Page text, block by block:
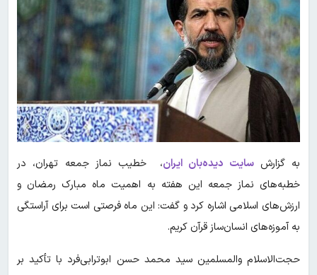
به گزارش سایت دیده‌بان ایران، خطیب نماز جمعه تهران، در
خطبه‌های نماز جمعه این هفته به اهمیت ماه مبارک رمضان و
ارزش‌های اسلامی اشاره کرد و گفت: این ماه فرصتی است برای آراستگی
به آموزه‌های انسان‌ساز قرآن کریم.
حجت‌الاسلام والمسلمین سید محمد حسن ابوترابی‌فرد با تأکید بر